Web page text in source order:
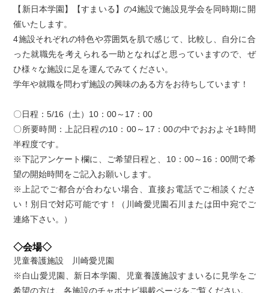
【新日本学園】【すまいる】の4施設で施設見学会を同時期に開
催いたします。
4施設それぞれの特色や雰囲気を肌で感じて、比較し、自分に合
った就職先を考えられる一助となればと思っていますので、ぜ
ひ様々な施設に足を運んでみてください。
学年や就職を問わず施設の興味のある方をお待ちしています！
〇日程：5/16（土）10：00～17：00
〇所要時間：上記日程の10：00～17：00の中でおおよそ1時間
半程度です。
※下記アンケート欄に、ご希望日程と、10：00～16：00間で希
望の開始時間をご記入お願いします。
※上記でご都合が合わない場合、直接お電話でご相談くださ
い！別日で対応可能です！（川崎愛児園石川または田中宛でご
連絡下さい。）
◇会場◇
児童養護施設 川崎愛児園
※白山愛児園、新日本学園、児童養護施設すまいるに見学をご
希望の方は、各施設のチャボナビ掲載ページをご覧ください。